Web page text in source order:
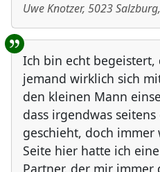
Uwe Knotzer, 5023Salzburg,
Ich bin echt begeistert,
jemand wirklich sich
den kleinen Mann
dass irgendwas
geschieht, doch
Seite hier hatte ich